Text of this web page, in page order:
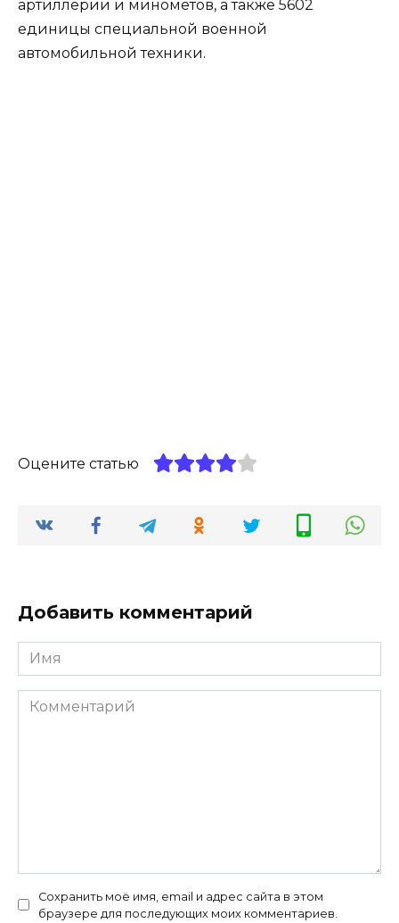
артиллерии и минометов, а также 5602
единицы специальной военной
автомобильной техники.
Оцените статью
Добавить комментарий
Имя
*
Комментарий
Сохранить моё имя, email и адрес сайта в этом
браузере для последующих моих комментариев.